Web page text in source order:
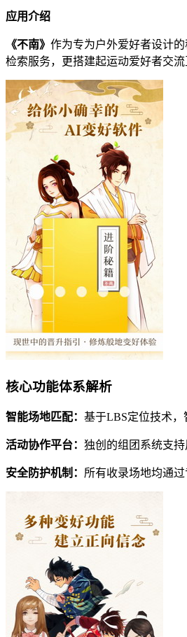
应用介绍
《不南》 作为专为户外爱好者设计
检索服务，更搭建起运动爱好者交
核心功能体系解析
智能场地匹配： 基于LBS定位技术，
活动协作平台： 独创的组团系统支
安全防护机制： 所有收录场地均通